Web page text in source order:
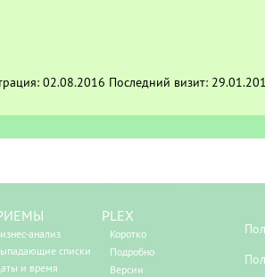
02.08.2016 Последний визит:
анализ
списки
и время
PLEX
Коротко
Подробно
Версии